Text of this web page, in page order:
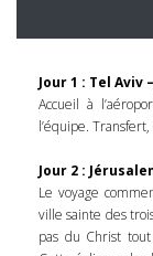
Jour 1 : Tel Aviv
Accueil à
l’équipe.
Jour 2 :
Le voyage
ville sainte des
pas du Christ